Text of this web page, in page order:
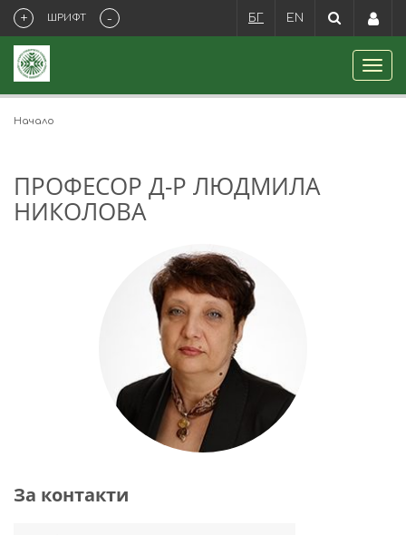
+ ШРИФТ - БГ EN
Начало
ПРОФЕСОР Д-Р ЛЮДМИЛА
НИКОЛОВА
За контакти